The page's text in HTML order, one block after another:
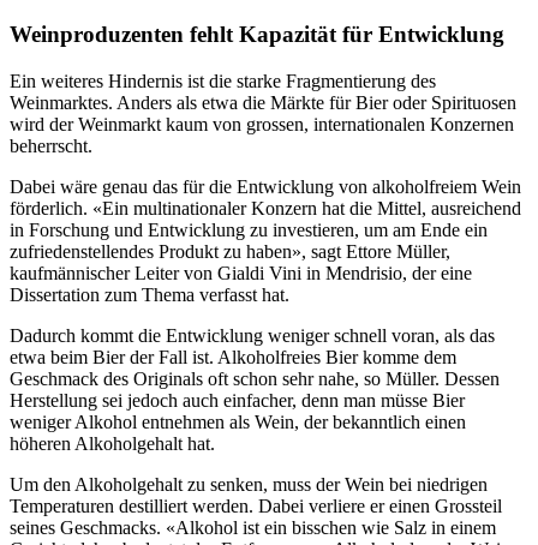
Weinproduzenten fehlt Kapazität für Entwicklung
Ein weiteres Hindernis ist die starke Fragmentierung des
Weinmarktes. Anders als etwa die Märkte für Bier oder Spirituosen
wird der Weinmarkt kaum von grossen, internationalen Konzernen
beherrscht.
Dabei wäre genau das für die Entwicklung von alkoholfreiem Wein
förderlich. «Ein multinationaler Konzern hat die Mittel, ausreichend
in Forschung und Entwicklung zu investieren, um am Ende ein
zufriedenstellendes Produkt zu haben», sagt Ettore Müller,
kaufmännischer Leiter von Gialdi Vini in Mendrisio, der eine
Dissertation zum Thema verfasst hat.
Dadurch kommt die Entwicklung weniger schnell voran, als das
etwa beim Bier der Fall ist. Alkoholfreies Bier komme dem
Geschmack des Originals oft schon sehr nahe, so Müller. Dessen
Herstellung sei jedoch auch einfacher, denn man müsse Bier
weniger Alkohol entnehmen als Wein, der bekanntlich einen
höheren Alkoholgehalt hat.
Um den Alkoholgehalt zu senken, muss der Wein bei niedrigen
Temperaturen destilliert werden. Dabei verliere er einen Grossteil
seines Geschmacks. «Alkohol ist ein bisschen wie Salz in einem